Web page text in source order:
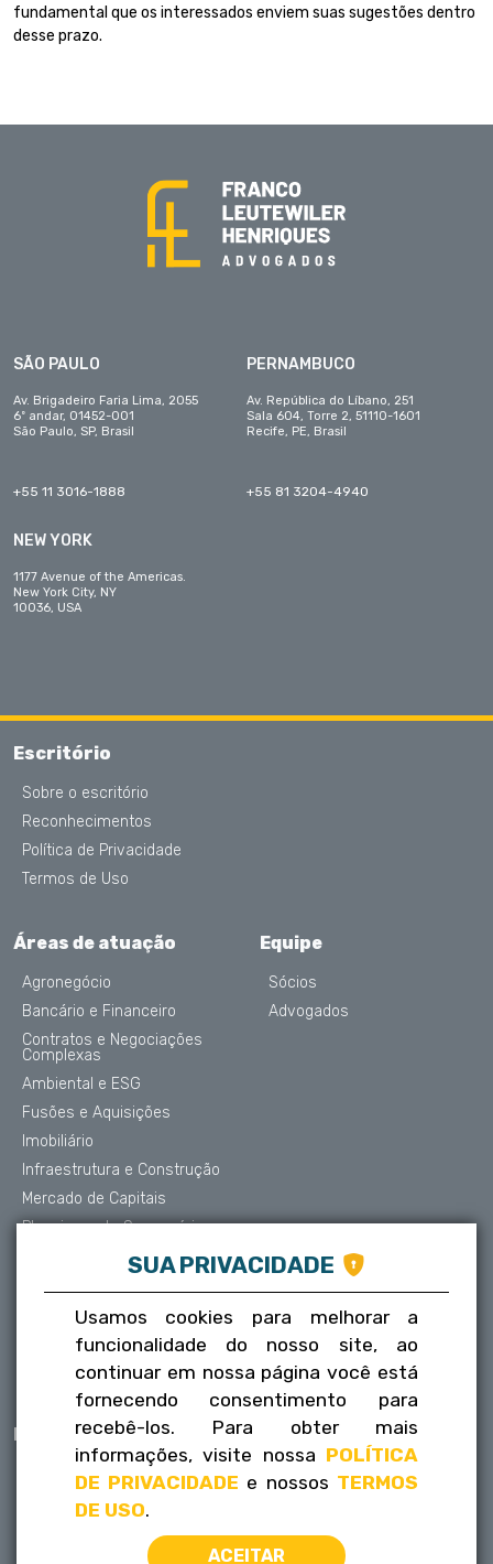
fundamental que os interessados enviem suas sugestões dentro
desse prazo.
SÃO PAULO
Av. Brigadeiro Faria Lima, 2055
6º andar, 01452-001
São Paulo, SP, Brasil
+55 11 3016-1888
PERNAMBUCO
Av. República do Líbano, 251
Sala 604, Torre 2, 51110-1601
Recife, PE, Brasil
+55 81 3204-4940
NEW YORK
1177 Avenue of the Americas.
New York City, NY
10036, USA
Escritório
Sobre o escritório
Reconhecimentos
Política de Privacidade
Termos de Uso
Áreas de atuação
Agronegócio
Bancário e Financeiro
Contratos e Negociações
Complexas
Ambiental e ESG
Fusões e Aquisições
Imobiliário
Infraestrutura e Construção
Mercado de Capitais
Planejamento Sucessório
Contencioso e Arbitragem
Societário
Trabalhista
Tributário
Equipe
Sócios
Advogados
Publicações
Informativos
FLH na mídia
Contatos
Fale conosco
SUA PRIVACIDADE
Usamos cookies para melhorar a
funcionalidade do nosso site, ao
continuar em nossa página você está
fornecendo consentimento para
recebê-los. Para obter mais
informações, visite nossa POLÍTICA
DE PRIVACIDADE e nossos TERMOS
DE USO.
ACEITAR